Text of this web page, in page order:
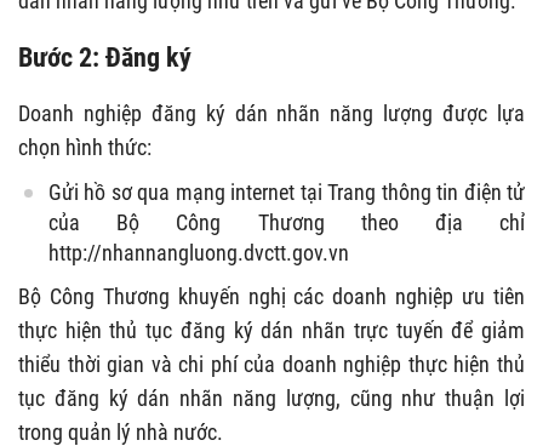
Bước 2: Đăng ký
Doanh nghiệp đăng ký dán nhãn năng lượng được lựa
chọn hình thức:
Gửi hồ sơ qua mạng internet tại Trang thông tin điện tử
của Bộ Công Thương theo địa chỉ
http://nhannangluong.dvctt.gov.vn
Bộ Công Thương khuyến nghị các doanh nghiệp ưu tiên
thực hiện thủ tục đăng ký dán nhãn trực tuyến để giảm
thiểu thời gian và chi phí của doanh nghiệp thực hiện thủ
tục đăng ký dán nhãn năng lượng, cũng như thuận lợi
trong quản lý nhà nước.